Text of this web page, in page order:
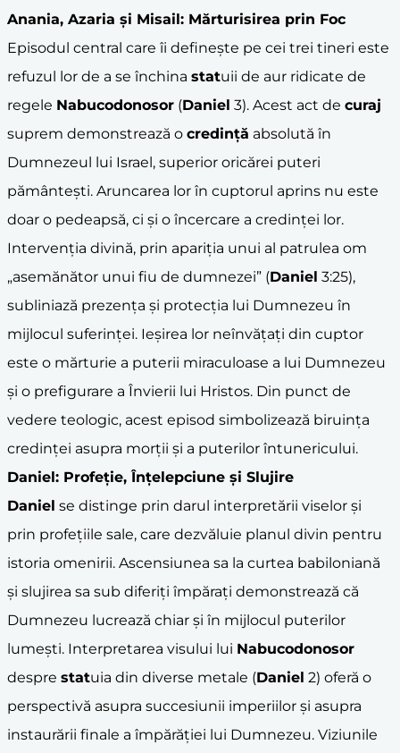
Anania, Azaria și Misail: Mărturisirea prin Foc
Episodul central care îi definește pe cei trei tineri este
refuzul lor de a se închina statuii de aur ridicate de
regele Nabucodonosor (Daniel 3). Acest act de curaj
suprem demonstrează o credință absolută în
Dumnezeul lui Israel, superior oricărei puteri
pământești. Aruncarea lor în cuptorul aprins nu este
doar o pedeapsă, ci și o încercare a credinței lor.
Intervenția divină, prin apariția unui al patrulea om
„asemănător unui fiu de dumnezei” (Daniel 3:25),
subliniază prezența și protecția lui Dumnezeu în
mijlocul suferinței. Ieșirea lor neînvățați din cuptor
este o mărturie a puterii miraculoase a lui Dumnezeu
și o prefigurare a Învierii lui Hristos. Din punct de
vedere teologic, acest episod simbolizează biruința
credinței asupra morții și a puterilor întunericului.
Daniel: Profeție, Înțelepciune și Slujire
Daniel se distinge prin darul interpretării viselor și
prin profețiile sale, care dezvăluie planul divin pentru
istoria omenirii. Ascensiunea sa la curtea babiloniană
și slujirea sa sub diferiți împărați demonstrează că
Dumnezeu lucrează chiar și în mijlocul puterilor
lumești. Interpretarea visului lui Nabucodonosor
despre statuia din diverse metale (Daniel 2) oferă o
perspectivă asupra succesiunii imperiilor și asupra
instaurării finale a împărăției lui Dumnezeu. Viziunile